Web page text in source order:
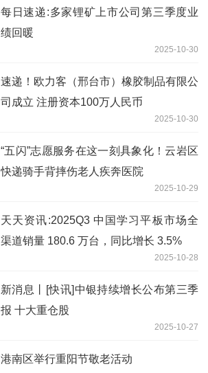
每日速递:多家锂矿上市公司第三季度业
绩回暖
2025-10-30
速递！欧力客（邢台市）橡胶制品有限公
司成立 注册资本100万人民币
2025-10-30
“五闪”志愿服务在这一刻具象化！云岩区
快递骑手背摔伤老人疾奔医院
2025-10-29
天天资讯:2025Q3 中国学习平板市场全
渠道销量 180.6 万台，同比增长 3.5%
2025-10-28
新消息丨[快讯]中银持续增长公布第三季
报 十大重仓股
2025-10-27
港南区举行重阳节敬老活动